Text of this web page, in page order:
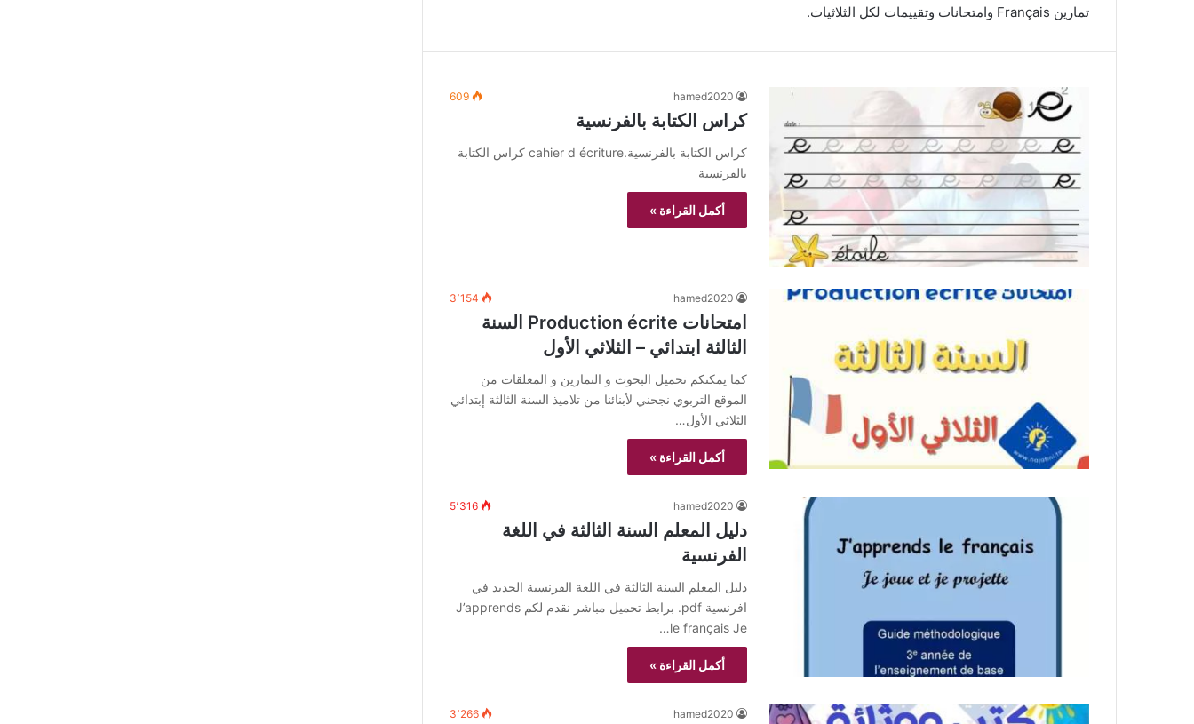
تمارين Français وامتحانات وتقييمات لكل الثلاثيات.
hamed2020
609
كراس الكتابة بالفرنسية
كراس الكتابة بالفرنسية.cahier d écriture كراس الكتابة
بالفرنسية
أكمل القراءة »
hamed2020 3٬154
امتحانات Production écrite السنة
الثالثة ابتدائي – الثلاثي الأول
كما يمكنكم تحميل البحوث و التمارين و المعلقات من
الموقع التربوي نجحني لأبنائنا من تلاميذ السنة الثالثة إبتدائي
الثلاثي الأول…
أكمل القراءة »
hamed2020 5٬316
دليل المعلم السنة الثالثة في اللغة
الفرنسية
دليل المعلم السنة الثالثة في اللغة الفرنسية الجديد في
افرنسية pdf. برابط تحميل مباشر نقدم لكم J’apprends
le français Je…
أكمل القراءة »
hamed2020 3٬266